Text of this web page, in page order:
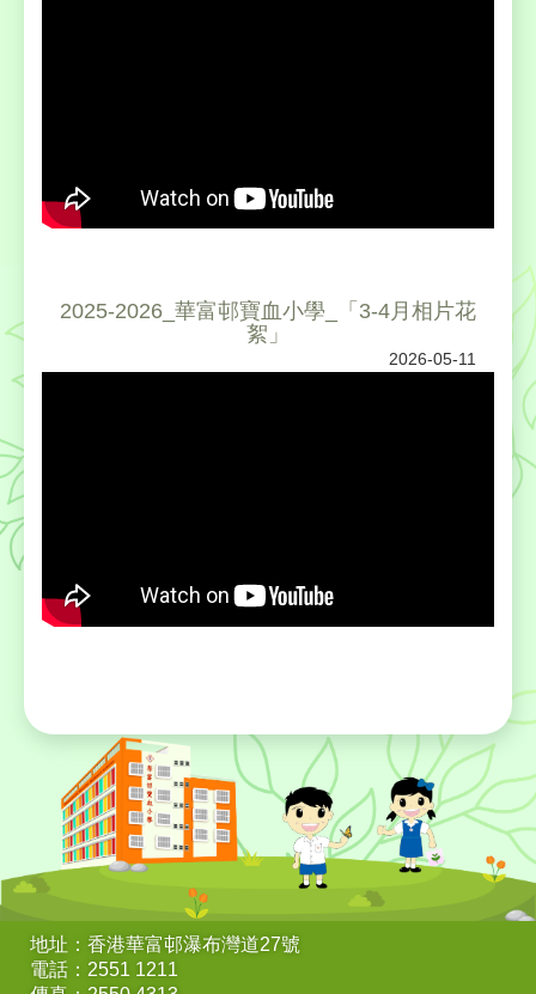
2025-2026_華富邨寶血小學_「3-4月相片花
絮」
2026-05-11
地址：香港華富邨瀑布灣道27號
電話：2551 1211